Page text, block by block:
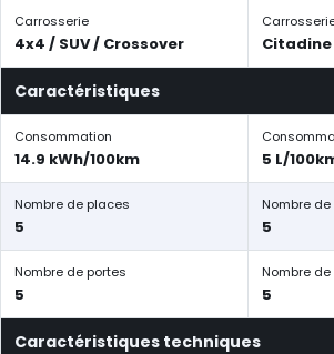
Carrosserie
4x4 / SUV / Crossover Citadine
Caractéristiques
Consommation
14.9 kWh/100km 5 L/
Nombre de places
5
Nombre
5
Nombre de portes
5
Nombre
5
Caractéristiques techniques